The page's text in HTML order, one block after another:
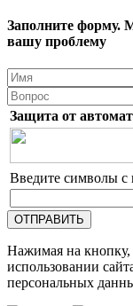
Заполните форму.
вашу проблему
Защита от
Введите символы с
Нажимая на
использовании
персональных